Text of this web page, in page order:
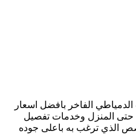
الفاخر بافضل اسعار
المنزل وخدمات تفصيل
الذي ترغب به باعلى جوده